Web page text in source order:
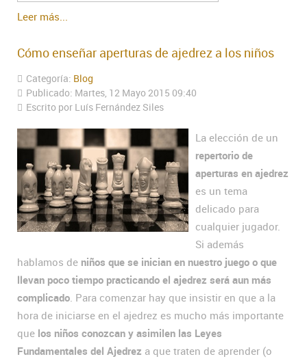
Leer más...
Cómo enseñar aperturas de ajedrez a los niños
Categoría: Blog
Publicado: Martes, 12 Mayo 2015 09:40
Escrito por Luís Fernández Siles
La elección de un
repertorio de
aperturas en ajedrez
es un tema
delicado para
cualquier jugador.
Si además
hablamos de niños que se inician en nuestro juego o que
llevan poco tiempo practicando el ajedrez será aun más
complicado. Para comenzar hay que insistir en que a la
hora de iniciarse en el ajedrez es mucho más importante
que los niños conozcan y asimilen las Leyes
Fundamentales del Ajedrez a que traten de aprender (o